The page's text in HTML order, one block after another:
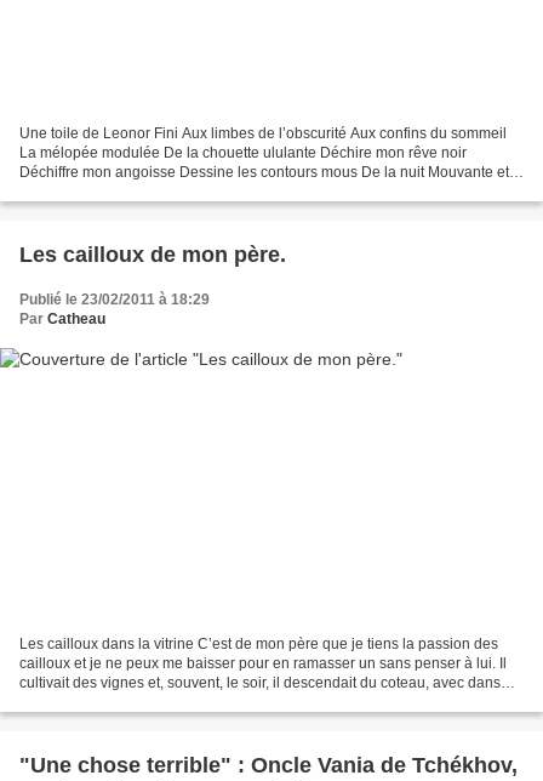
Une toile de Leonor Fini Aux limbes de l’obscurité Aux confins du sommeil
La mélopée modulée De la chouette ululante Déchire mon rêve noir
Déchiffre mon angoisse Dessine les contours mous De la nuit Mouvante et
Les cailloux de mon père.
Publié le 23/02/2011 à 18:29
Par Catheau
Les cailloux dans la vitrine C’est de mon père que je tiens la passion des
cailloux et je ne peux me baisser pour en ramasser un sans penser à lui. Il
cultivait des vignes et, souvent, le soir, il descendait du coteau, avec dans
"Une chose terrible" : Oncle Vania de Tchékhov,